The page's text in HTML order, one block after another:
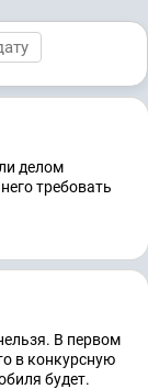
делом
требовать
В первом
в конкурсную
будет.